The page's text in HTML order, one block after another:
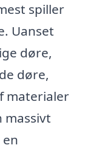
spiller
Uanset
døre,
døre,
materialer
massivt